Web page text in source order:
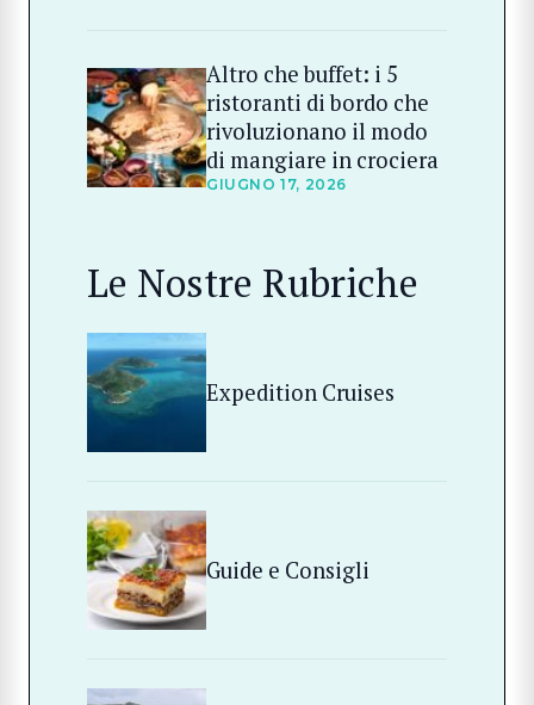
Altro che buffet: i 5
ristoranti di bordo che
rivoluzionano il modo
di mangiare in crociera
GIUGNO 17, 2026
Le Nostre Rubriche
Expedition Cruises
Guide e Consigli